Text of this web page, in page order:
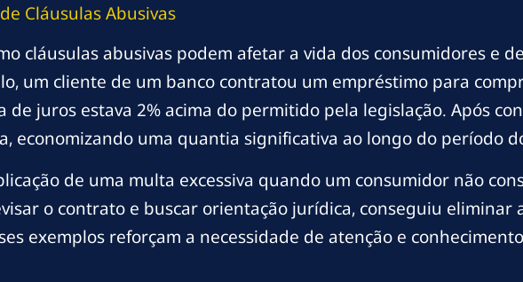
Cláusulas Abusivas
cláusulas abusivas podem afetar a vida dos consumidores e
um cliente de um banco contratou um empréstimo para
juros estava 2% acima do permitido pela legislação. Após
economizando uma quantia significativa ao longo do período
de uma multa excessiva quando um consumidor não
o contrato e buscar orientação jurídica, conseguiu eliminar
exemplos reforçam a necessidade de atenção e